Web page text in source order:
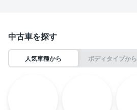
中古車を探す
人気車種から ボディタイプから